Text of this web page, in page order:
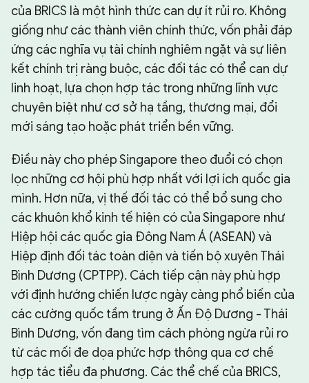
của BRICS là một hình thức can dự ít rủi ro. Không
giống như các thành viên chính thức, vốn phải đáp
ứng các nghĩa vụ tài chính nghiêm ngặt và sự liên
kết chính trị ràng buộc, các đối tác có thể can dự
linh hoạt, lựa chọn hợp tác trong những lĩnh vực
chuyên biệt như cơ sở hạ tầng, thương mại, đổi
mới sáng tạo hoặc phát triển bền vững.
Điều này cho phép Singapore theo đuổi có chọn
lọc những cơ hội phù hợp nhất với lợi ích quốc gia
mình. Hơn nữa, vị thế đối tác có thể bổ sung cho
các khuôn khổ kinh tế hiện có của Singapore như
Hiệp hội các quốc gia Đông Nam Á (ASEAN) và
Hiệp định đối tác toàn diện và tiến bộ xuyên Thái
Bình Dương (CPTPP). Cách tiếp cận này phù hợp
với định hướng chiến lược ngày càng phổ biến của
các cường quốc tầm trung ở Ấn Độ Dương - Thái
Bình Dương, vốn đang tìm cách phòng ngừa rủi ro
từ các mối đe dọa phức hợp thông qua cơ chế
hợp tác tiểu đa phương. Các thể chế của BRICS,